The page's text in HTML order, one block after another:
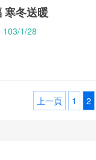
寒冬送暖
103/1/28
上一頁 1 2